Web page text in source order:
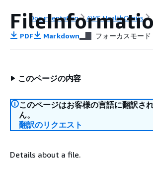
Documentation AWS HealthOmics
PDF Markdown フォーカスモード
このページの内容
このページはお客様の言語に翻訳さ
ん。
翻訳のリクエスト
Details about a file.